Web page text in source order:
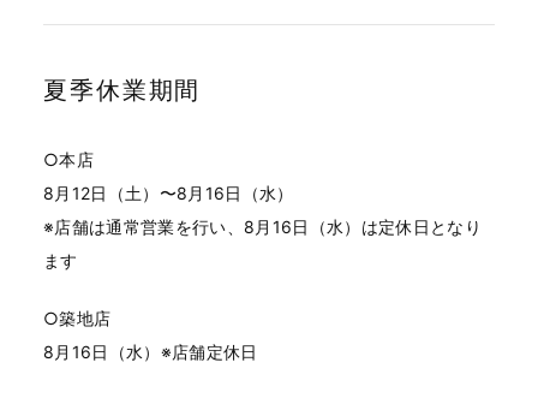
夏季休業期間
○本店
8月12日（土）〜8月16日（水）
※店舗は通常営業を行い、8月16日（水）は定休日となり
ます
○築地店
8月16日（水）※店舗定休日